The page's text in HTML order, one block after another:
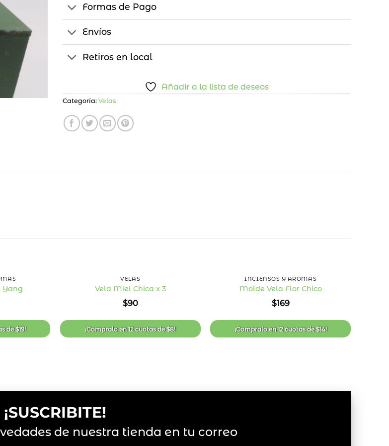
Formas de Pago
Envíos
Retiros en local
Añadir a la lista de deseos
Categoría: Velas
de
deseos
Yang
de$19!
de
deseos
VELAS
Vela Miel Chica x 3
$90
¡Compralo en12 cuotasde$8!
de
deseos
INCIENSOS Y AROMAS
Molde Vela Flor Chico
$169
¡Compralo en12 cuotasde$14!
¡SUSCRIBITE!
de nuestra tienda en tu correo